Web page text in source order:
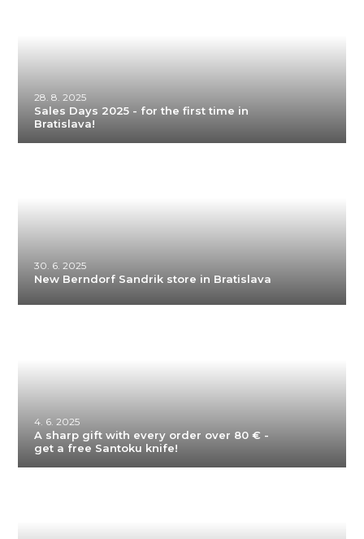
28. 8. 2025
Sales Days 2025 - for the first time in
Bratislava!
30. 6. 2025
New Berndorf Sandrik store in Bratislava
4. 6. 2025
A sharp gift with every order over 80 € -
get a free Santoku knife!